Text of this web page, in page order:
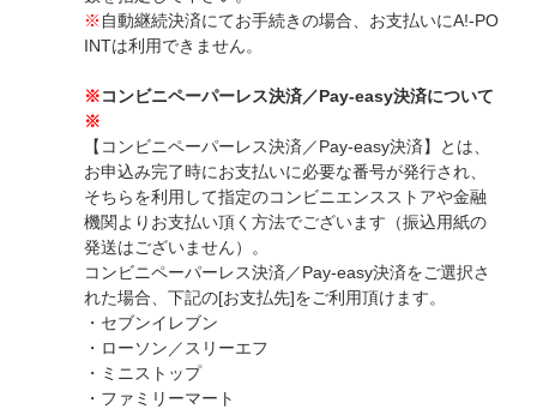
※ 自動継続決済にてお手続きの場合、お支払いにA!-PO
INTは利用できません。
※コンビニペーパーレス決済／Pay-easy決済について
※
【コンビニペーパーレス決済／Pay-easy決済】とは、
お申込み完了時にお支払いに必要な番号が発行され、
そちらを利用して指定のコンビニエンスストアや金融
機関よりお支払い頂く方法でございます（振込用紙の
発送はございません）。
コンビニペーパーレス決済／Pay-easy決済をご選択さ
れた場合、下記の[お支払先]をご利用頂けます。
・セブンイレブン
・ローソン／スリーエフ
・ミニストップ
・ファミリーマート